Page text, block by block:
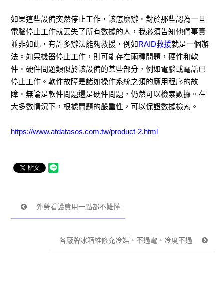
如果這些設備突然停止工作，該怎麼辦。對於那些認為一旦
電腦停止工作就丟失了所有數據的人，我必須告知他們事實
並非如此，有許多辦法能夠救援，例如RAID救援就是一個辦
法。如果機器停止工作，則可能存在兩種問題，硬件和軟
件。硬件問題類似於該設備的某些部分，例如電腦或電話已
停止工作。軟件故障是諸如操作系統之類的應用程序的故
障。無論是軟件問題還是硬件問題，仍然可以檢索數據。在
大多數情況下，根據問題的嚴重性，可以保證數據檢索。
https://www.atdatasos.com.tw/product-2.html
外勞看護費用一點都不難懂
各廠牌冰箱維修充冷媒、不過電、冷度不過